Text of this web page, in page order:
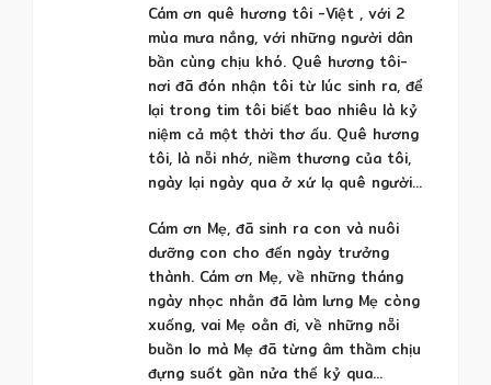
Cám ơn quê hương tôi -Việt , với 2
mùa mưa nắng, với những người dân
bần cùng chịu khó. Quê hương tôi-
nơi đã đón nhận tôi từ lúc sinh ra, để
lại trong tim tôi biết bao nhiêu là kỷ
niệm cả một thời thơ ấu. Quê hương
tôi, là nỗi nhớ, niềm thương của tôi,
ngày lại ngày qua ở xứ lạ quê người…
Cám ơn Mẹ, đã sinh ra con và nuôi
dưỡng con cho đến ngày trưởng
thành. Cám ơn Mẹ, về những tháng
ngày nhọc nhằn đã làm lưng Mẹ còng
xuống, vai Mẹ oằn đi, về những nỗi
buồn lo mà Mẹ đã từng âm thầm chịu
đựng suốt gần nửa thế kỷ qua…